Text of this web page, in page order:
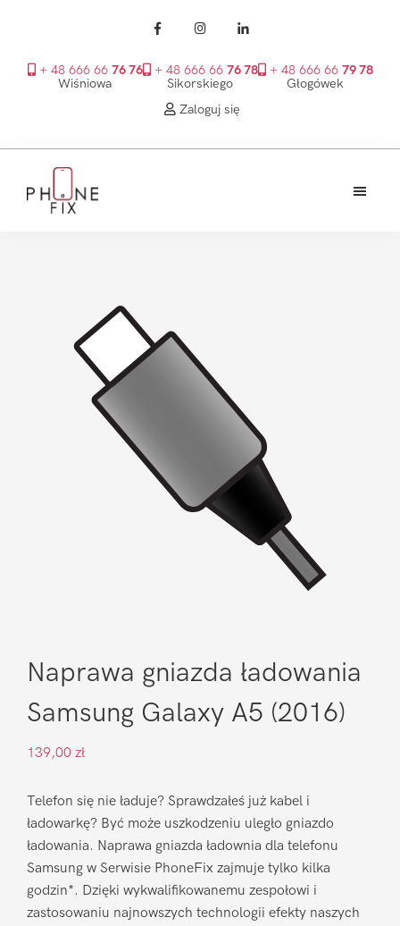
+ 48 666 66 76 76
Wiśniowa
+ 48 666 66 76 78
Sikorskiego
+ 48 666 66 79 78
Głogówek
Zaloguj się
głównego
Naprawa gniazda ładowania
Samsung Galaxy A5 (2016)
139,00 zł
Telefon się nie ładuje? Sprawdzałeś już kabel i
ładowarkę? Być może uszkodzeniu uległo gniazdo
ładowania. Naprawa gniazda ładownia dla telefonu
Samsung w Serwisie PhoneFix zajmuje tylko kilka
godzin*. Dzięki wykwalifikowanemu zespołowi i
zastosowaniu najnowszych technologii efekty naszych